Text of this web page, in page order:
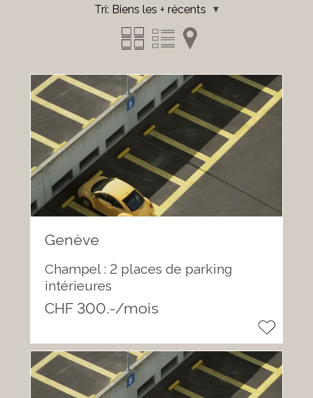
Tri: Biens les + récents
Genève
Champel : 2 places de parking
intérieures
CHF 300.-/mois